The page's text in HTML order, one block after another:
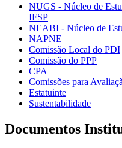
NUGS - Núcleo de
IFSP
NEABI - Núcleo de
NAPNE
Comissão Local do PDI
Comissão do PPP
CPA
Comissões para
Estatuinte
Sustentabilidade
Documentos